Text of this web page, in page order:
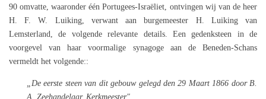
90 omvatte, waaronder één Portugees-Israëliet, ontvingen wij van de heer
H. F. W. Luiking, verwant aan burgemeester H. Luiking van
Lemsterland, de volgende relevante details. Een gedenksteen in de
voorgevel van haar voormalige synagoge aan de Beneden-Schans
vermeldt het volgende::
„De eerste steen van dit gebouw gelegd den 29 Maart 1866 door B.
A. Zeehandelaar. Kerkmeester".